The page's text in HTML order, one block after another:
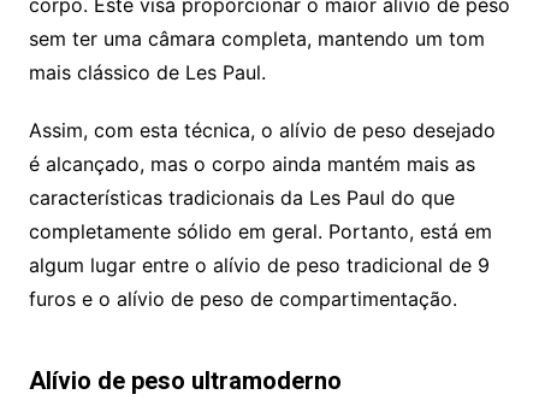
corpo. Este visa proporcionar o maior alívio de peso
sem ter uma câmara completa, mantendo um tom
mais clássico de Les Paul.
Assim, com esta técnica, o alívio de peso desejado
é alcançado, mas o corpo ainda mantém mais as
características tradicionais da Les Paul do que
completamente sólido em geral. Portanto, está em
algum lugar entre o alívio de peso tradicional de 9
furos e o alívio de peso de compartimentação.
Alívio de peso ultramoderno